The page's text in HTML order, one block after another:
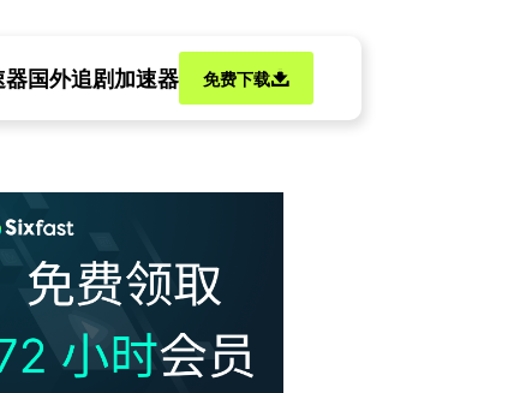
器国外追剧加速器 免费下载